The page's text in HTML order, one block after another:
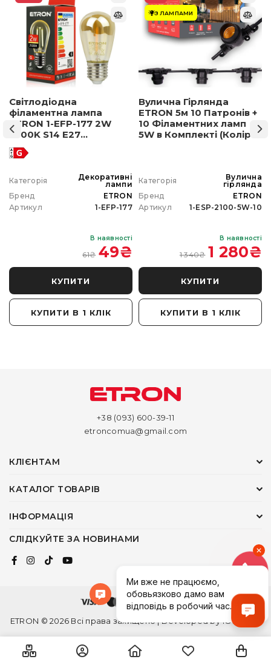
Світлодіодна
філаментна лампа
ETRON 1-EFP-177 2W
2500K S14 E27
позолочене скло
Категорія
Декоративні
лампи
Бренд
ETRON
Артикул
1-EFP-177
В наявності
61₴ 49₴
КУПИТИ
КУПИТИ В 1 КЛІК
З ЛАМПАМИ
Вулична Гірлянда
ETRON 5м 10 Патронів +
10 Філаментних ламп
5W в Комплекті (Колір
Категорія
Вулична
гірлянда
Бренд
ETRON
Артикул
1-ESP-2100-5W-10
В наявності
1 340₴ 1 280₴
КУПИТИ
КУПИТИ В 1 КЛІК
+38 (093) 600-39-11
etroncomua@gmail.com
КЛІЄНТАМ
КАТАЛОГ ТОВАРІВ
ІНФОРМАЦІЯ
СЛІДКУЙТЕ ЗА НОВИНАМИ
ETRON © 2026 Всі права захищено | Developed by1ONEDEV